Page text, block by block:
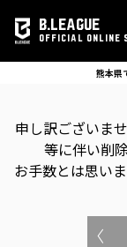
B.LEAGUE
OFFICIAL ONLINE
熊本県
申し訳ございませ
等に伴い削
お手数とは思い